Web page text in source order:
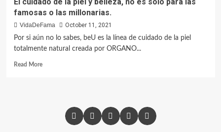
El cuidado de la piel y belleza, no es solo para las
famosas o las millonarias.
VidaDeFama
October 11, 2021
Por si aún no lo sabes, beU es la línea de cuidado de la piel
totalmente natural creada por ORGANO...
Read More